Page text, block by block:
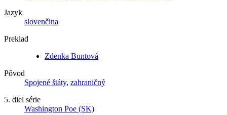
Jazyk
slovenčina
Preklad
Zdenka Buntová
Pôvod
Spojené štáty, zahraničný
5. diel série
Washington Poe (SK)